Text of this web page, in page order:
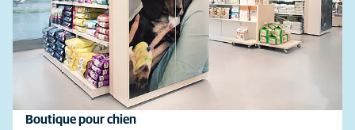
Boutique pour chien